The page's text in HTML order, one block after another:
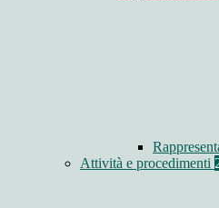
Attività e procedimenti